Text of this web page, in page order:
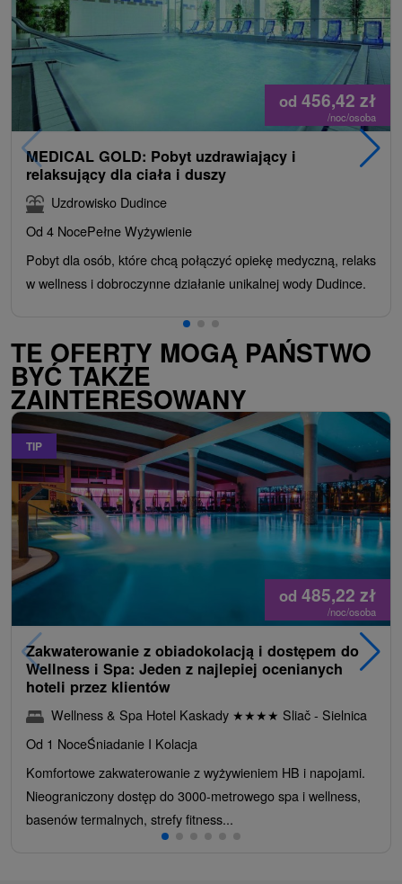
od 456,42 zł
/noc/osoba
MEDICAL GOLD: Pobyt uzdrawiający i
relaksujący dla ciała i duszy
Uzdrowisko Dudince
Od 4 NocePełne Wyżywienie
Pobyt dla osób, które chcą połączyć opiekę medyczną, relaks
w wellness i dobroczynne działanie unikalnej wody Dudince.
TE OFERTY MOGĄ PAŃSTWO
BYĆ TAKŻE
ZAINTERESOWANY
TIP
od 485,22 zł
/noc/osoba
Zakwaterowanie z obiadokolacją i dostępem do
Wellness i Spa: Jeden z najlepiej ocenianych
hoteli przez klientów
Wellness & Spa Hotel Kaskady ★★★★ Sliač - Sielnica
Od 1 NoceŚniadanie I Kolacja
Komfortowe zakwaterowanie z wyżywieniem HB i napojami.
Nieograniczony dostęp do 3000-metrowego spa i wellness,
basenów termalnych, strefy fitness...